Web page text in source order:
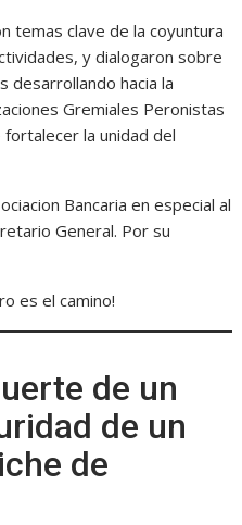
temas clave de la coyuntura
y dialogaron sobre
desarrollando hacia la
Gremiales Peronistas
la unidad del
Bancaria en especial al
General. Por su
es el camino!
de un
de un
de